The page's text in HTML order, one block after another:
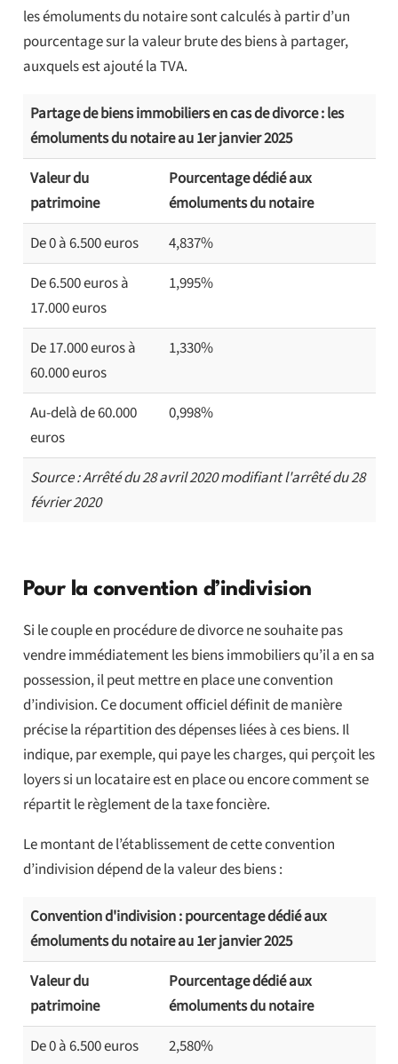
les émoluments du notaire sont calculés à partir d’un
pourcentage sur la valeur brute des biens à partager,
auxquels est ajouté la TVA.
Partage de biens immobiliers en cas de divorce : les
émoluments du notaire au 1er janvier 2025
Valeur du
patrimoine
Pourcentage dédié aux
émoluments du notaire
De 0 à 6.500 euros
4,837%
De 6.500 euros à
17.000 euros
1,995%
De 17.000 euros à
60.000 euros
1,330%
Au-delà de 60.000
euros
0,998%
Source : Arrêté du 28 avril 2020 modifiant l'arrêté du 28
février 2020
Pour la convention d’indivision
Si le couple en procédure de divorce ne souhaite pas
vendre immédiatement les biens immobiliers qu’il a en sa
possession, il peut mettre en place une convention
d’indivision. Ce document officiel définit de manière
précise la répartition des dépenses liées à ces biens. Il
indique, par exemple, qui paye les charges, qui perçoit les
loyers si un locataire est en place ou encore comment se
répartit le règlement de la taxe foncière.
Le montant de l’établissement de cette convention
d’indivision dépend de la valeur des biens :
Convention d'indivision : pourcentage dédié aux
émoluments du notaire au 1er janvier 2025
Valeur du
patrimoine
Pourcentage dédié aux
émoluments du notaire
De 0 à 6.500 euros
2,580%